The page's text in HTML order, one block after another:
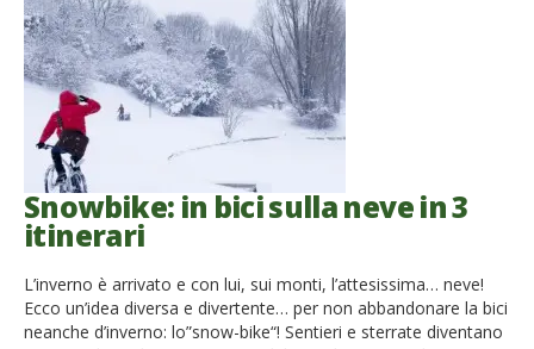
Snowbike: in bici sulla neve in 3
itinerari
L’inverno è arrivato e con lui, sui monti, l’attesissima… neve!
Ecco un’idea diversa e divertente… per non abbandonare la bici
neanche d’inverno: lo”snow-bike“! Sentieri e sterrate diventano